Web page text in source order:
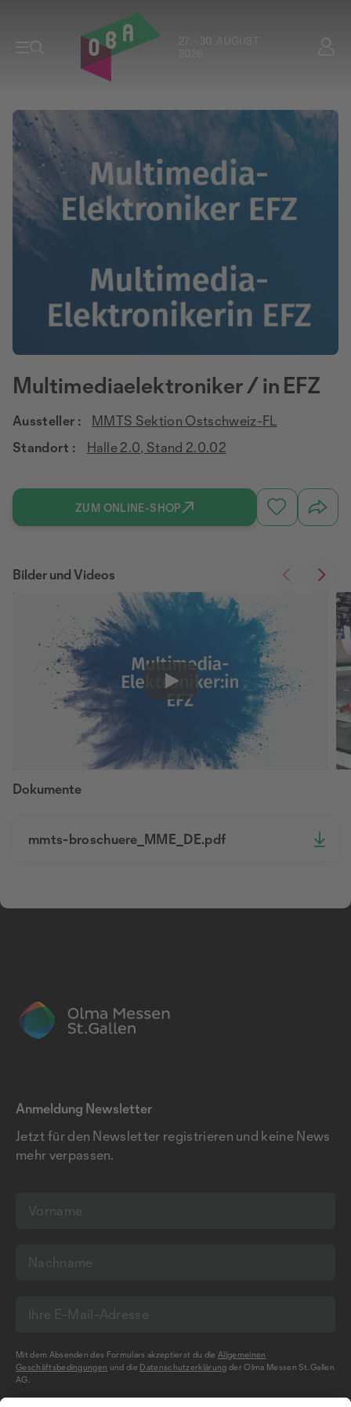
27. - 30. AUGUST
Multimediaelektroniker / in EFZ
Aussteller :
MMTS Sektion Ostschweiz-FL
Standort :
Halle 2.0, Stand 2.0.02
ZUM ONLINE-SHOP
Play
Bilder und Videos
Dokumente
mmts-broschuere_MME_DE.pdf
Anmeldung Newsletter
Jetzt für den Newsletter registrieren und keine News
mehr verpassen.
Mit dem Absenden des Formulars akzeptierst du dieAllgemeinen
Geschäftsbedingungen und die Datenschutzerklärung der Olma Messen St.Gallen
AG.